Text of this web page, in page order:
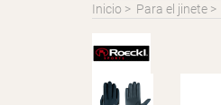
Inicio > Para el jinete >